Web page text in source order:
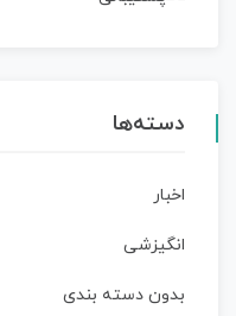
دسته‌ها
اخبار
انگیزشی
بدون دسته بندی